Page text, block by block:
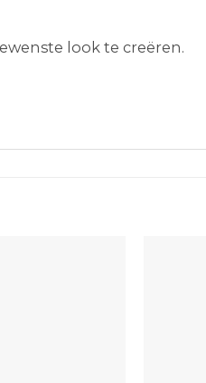
look te creëren.